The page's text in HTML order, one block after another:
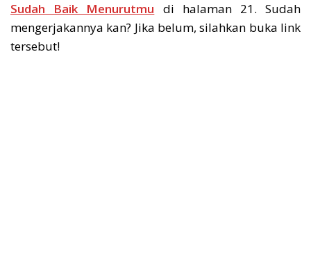
Sudah Baik Menurutmu di halaman 21. Sudah
mengerjakannya kan? Jika belum, silahkan buka link
tersebut!